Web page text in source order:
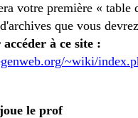
votre première « table
que vous devrez
à ce site :
~wiki/
le prof